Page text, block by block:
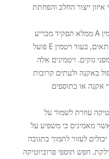
איזון ייצור החלב והפחתת
: ויטמין A ממלא תפקיד מכריע
בבריאות העור ותחלופת התאים, בעוד ויטמין E פועל
נזקים. ויטמינים אלה
באקנה ולעתים קרובות
אקנה או כתוספים
עוזרת לשמור על
מאמינים כי משפיע על
לעזור לתמוך בתגובה
חפש תוספי פרוביוטיקה